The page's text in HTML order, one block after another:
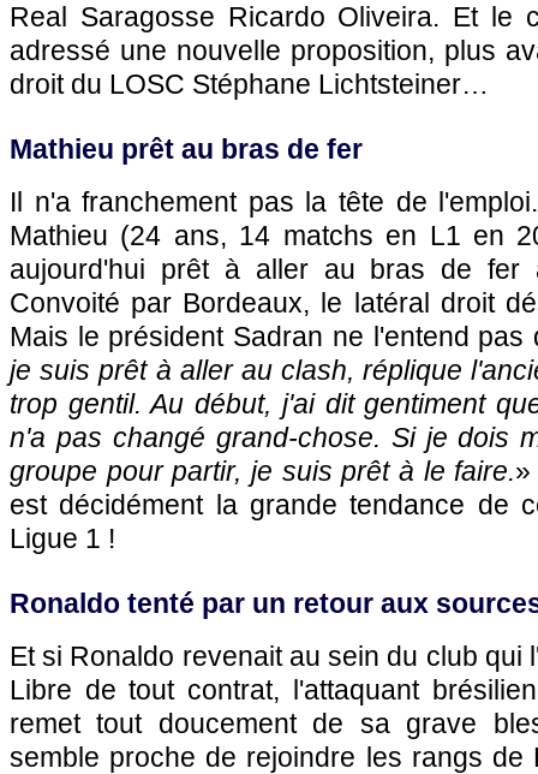
Real Saragosse Ricardo Oliveira. Et le
adressé une nouvelle proposition, plus
droit du LOSC Stéphane Lichtsteiner…
Mathieu prêt au bras de fer
Il n'a franchement pas la tête de
Mathieu (24 ans, 14 matchs en L1 en
aujourd'hui prêt à aller au bras de fer
Convoité par Bordeaux, le latéral droit
Mais le président Sadran ne l'entend pas
je suis prêt à aller au clash, réplique
trop gentil. Au début, j'ai dit gentiment
n'a pas changé grand-chose. Si je dois
groupe pour partir, je suis prêt à le faire.»
est décidément la grande tendance de
Ligue 1 !
Ronaldo tenté par un retour aux
Et si Ronaldo revenait au sein du club qui
Libre de tout contrat, l'attaquant
remet tout doucement de sa grave
semble proche de rejoindre les rangs de